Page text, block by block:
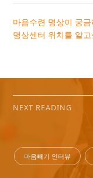
마음수련 명상이 궁금
명상센터 위치를 알고
NEXT READING
마음빼기 인터뷰